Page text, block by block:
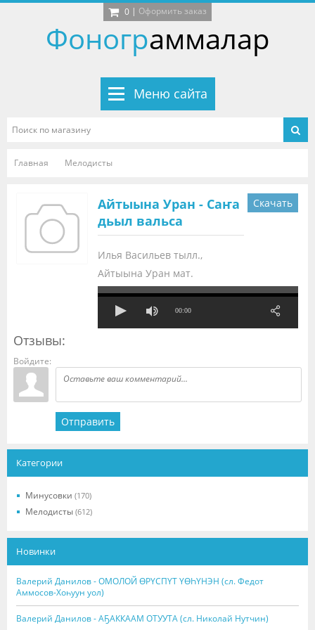
0 | Оформить заказ
Фонограммалар
Меню сайта
Главная Мелодисты
Айтыына Уран - Саҥа
дьыл вальса
Скачать
Илья Васильев тылл.,
Айтыына Уран мат.
00:00
Отзывы:
Войдите:
Отправить
Категории
Минусовки (170)
Мелодисты (612)
Новинки
Валерий Данилов - ОМОЛОЙ ӨРҮСПҮТ ҮӨҺҮНЭН (сл. Федот
Аммосов-Хоһуун уол)
Валерий Данилов - АҔАККААМ ОТУУТА (сл. Николай Нутчин)